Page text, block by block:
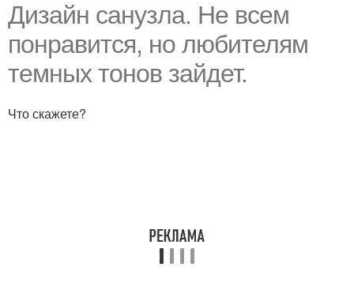
Дизайн санузла. Не всем
понравится, но любителям
темных тонов зайдет.
Что скажете?